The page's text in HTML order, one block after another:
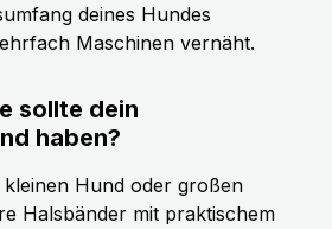
deines Hundes
Maschinen vernäht.
sollte dein
haben?
kleinen Hund oder großen
Halsbänder mit praktischem